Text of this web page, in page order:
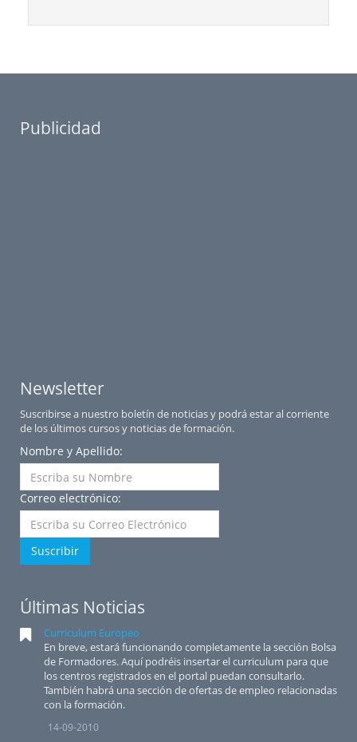
Publicidad
Newsletter
Suscribirse a nuestro boletín de noticias y podrá estar al corriente
de los últimos cursos y noticias de formación.
Nombre y Apellido:
Correo electrónico:
Suscribir
Últimas Noticias
Curriculum Europeo
En breve, estará funcionando completamente la sección Bolsa
de Formadores. Aquí podréis insertar el curriculum para que
los centros registrados en el portal puedan consultarlo.
También habrá una sección de ofertas de empleo relacionadas
con la formación.
14-09-2010